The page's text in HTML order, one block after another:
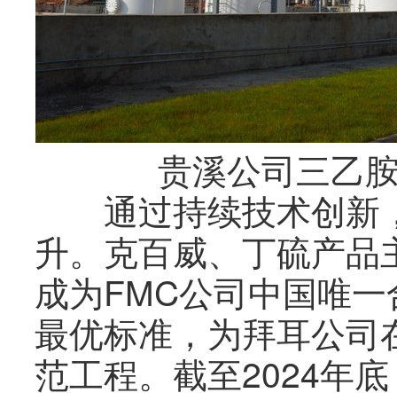
贵溪公司三乙胺
通过持续技术创新
升。克百威、丁硫产
成为FMC公司中国唯
最优标准，为拜耳公
范工程。截至2024年